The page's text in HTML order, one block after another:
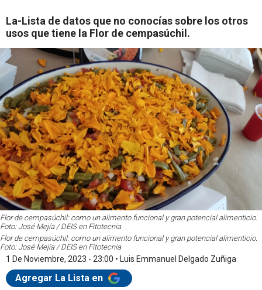
q
u
d
a
La-Lista de datos que no conocías sobre los otros
usos que tiene la Flor de cempasúchil.
Flor de cempasúchil: como un alimento funcional y gran potencial alimenticio.
Foto: José Mejía / DEIS en Fitotecnia
Flor de cempasúchil: como un alimento funcional y gran potencial alimenticio.
Foto: José Mejía / DEIS en Fitotecnia
1 De Noviembre, 2023 - 23:00 • Luis Emmanuel Delgado Zuñiga
Agregar La Lista en